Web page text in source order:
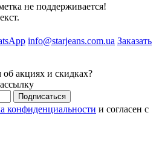
не поддерживается!
info@starjeans.com.ua Заказать
акциях и скидках?
Подписаться
конфиденциальности и согласен с